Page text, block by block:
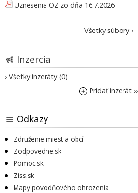
Uznesenia OZ zo dňa 16.7.2026
Všetky súbory ›
Inzercia
› Všetky inzeráty (0)
Pridať inzerát ››
Odkazy
Združenie miest a obcí
Zodpovedne.sk
Pomoc.sk
Ziss.sk
Mapy povodňového ohrozenia